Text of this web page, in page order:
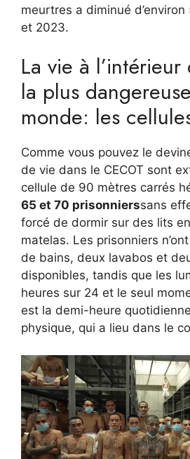
meurtres a diminué
et 2023.
La vie à
la plus
monde: les
Comme vous pouvez le
de vie dans le CECOT sont
cellule de 90 mètres carrés
65 et 70 prisonnierssans
forcé de dormir sur des lits
matelas. Les prisonniers
de bains, deux lavabos et
disponibles, tandis que les
heures sur 24 et le seul
est la demi-heure
physique, qui a lieu dans le